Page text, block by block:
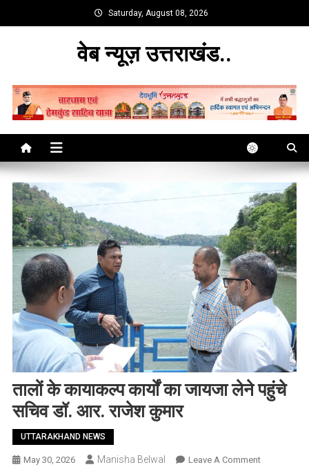
to
Saturday, August 08, 2026
वेब न्यूज़ उत्तराखंड..
तालों के कायाकल्प कार्यों का जायजा लेने पहुंचे
सचिव डॉ. आर. राजेश कुमार
UTTARAKHAND NEWS
May 30, 2026 Manisha Belwal Leave A CommentOn